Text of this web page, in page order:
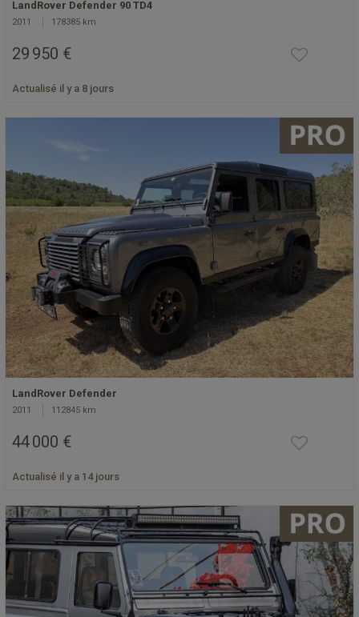
LandRover Defender 90 TD4
2011 178385 km
29 950 €
Actualisé il y a 8 jours
LandRover Defender
2011 112845 km
44 000 €
Actualisé il y a 14 jours